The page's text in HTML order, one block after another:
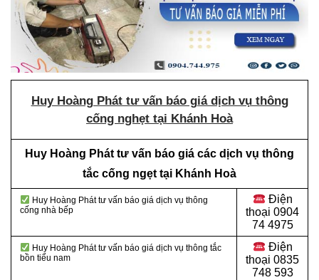
Huy Hoàng Phát tư vấn báo giá dịch vụ thông
cống nghẹt tại Khánh Hoà
Huy Hoàng Phát tư vấn báo giá các dịch vụ thông
tắc cống ngẹt tại Khánh Hoà
Huy Hoàng Phát tư vấn báo giá dịch vụ thông
cống nhà bếp
Điện
thoại 0904
74 4975
Huy Hoàng Phát tư vấn báo giá dịch vụ thông tắc
bồn tiểu nam
Điện
thoại 0835
748 593